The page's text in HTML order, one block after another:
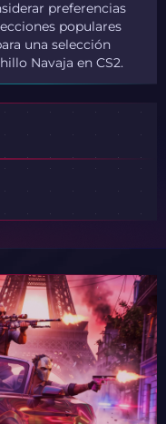
preferencias
populares
una selección
Navaja en CS2.